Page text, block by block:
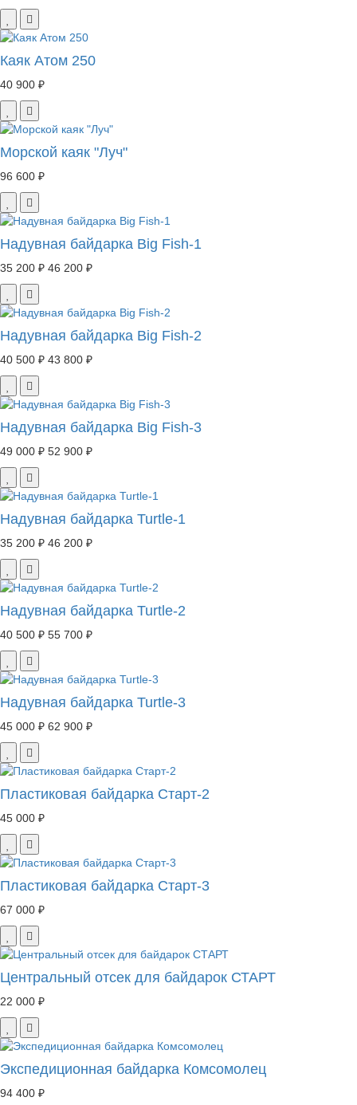
Каяк Атом 250
40 900 ₽
Морской каяк "Луч"
96 600 ₽
Надувная байдарка Big Fish-1
35 200 ₽ 46 200 ₽
Надувная байдарка Big Fish-2
40 500 ₽ 43 800 ₽
Надувная байдарка Big Fish-3
49 000 ₽ 52 900 ₽
Надувная байдарка Turtle-1
35 200 ₽ 46 200 ₽
Надувная байдарка Turtle-2
40 500 ₽ 55 700 ₽
Надувная байдарка Turtle-3
45 000 ₽ 62 900 ₽
Пластиковая байдарка Старт-2
45 000 ₽
Пластиковая байдарка Старт-3
67 000 ₽
Центральный отсек для байдарок СТАРТ
22 000 ₽
Экспедиционная байдарка Комсомолец
94 400 ₽